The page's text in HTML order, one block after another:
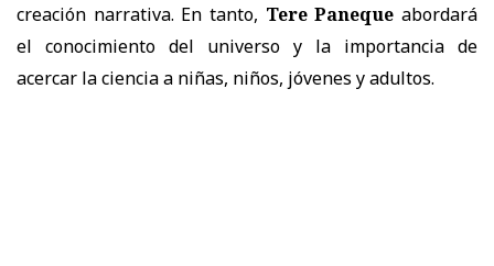
creación narrativa. En tanto, Tere Paneque abordará
el conocimiento del universo y la importancia de
acercar la ciencia a niñas, niños, jóvenes y adultos.